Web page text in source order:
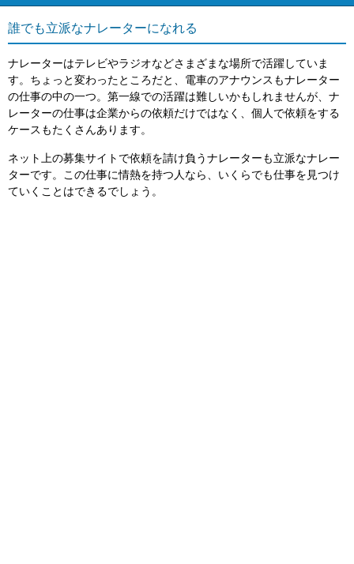
誰でも立派なナレーターになれる
ナレーターはテレビやラジオなどさまざまな場所で活躍していま
す。ちょっと変わったところだと、電車のアナウンスもナレーター
の仕事の中の一つ。第一線での活躍は難しいかもしれませんが、ナ
レーターの仕事は企業からの依頼だけではなく、個人で依頼をする
ケースもたくさんあります。
ネット上の募集サイトで依頼を請け負うナレーターも立派なナレー
ターです。この仕事に情熱を持つ人なら、いくらでも仕事を見つけ
ていくことはできるでしょう。